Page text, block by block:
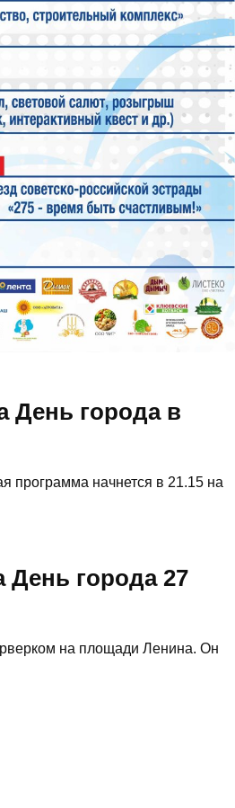
День города в
программа начнется в 21.15 на
День города 27
на площади Ленина. Он